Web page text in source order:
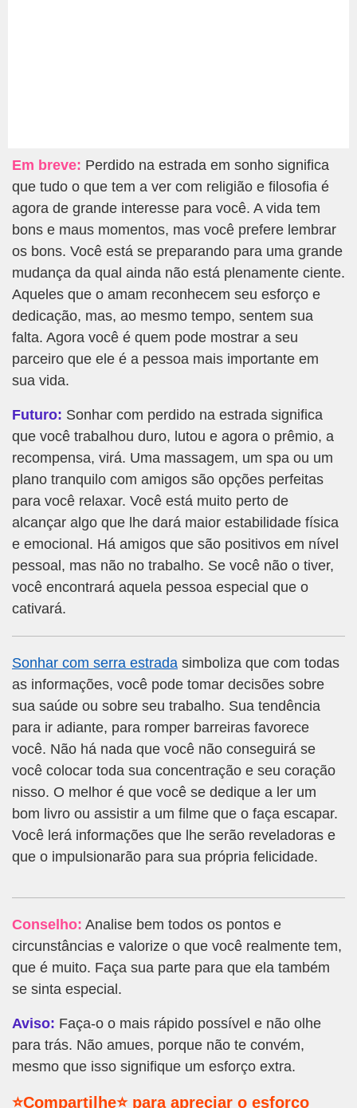
Em breve: Perdido na estrada em sonho significa
que tudo o que tem a ver com religião e filosofia é
agora de grande interesse para você. A vida tem
bons e maus momentos, mas você prefere lembrar
os bons. Você está se preparando para uma grande
mudança da qual ainda não está plenamente ciente.
Aqueles que o amam reconhecem seu esforço e
dedicação, mas, ao mesmo tempo, sentem sua
falta. Agora você é quem pode mostrar a seu
parceiro que ele é a pessoa mais importante em
sua vida.
Futuro: Sonhar com perdido na estrada significa
que você trabalhou duro, lutou e agora o prêmio, a
recompensa, virá. Uma massagem, um spa ou um
plano tranquilo com amigos são opções perfeitas
para você relaxar. Você está muito perto de
alcançar algo que lhe dará maior estabilidade física
e emocional. Há amigos que são positivos em nível
pessoal, mas não no trabalho. Se você não o tiver,
você encontrará aquela pessoa especial que o
cativará.
Sonhar com serra estrada simboliza que com todas
as informações, você pode tomar decisões sobre
sua saúde ou sobre seu trabalho. Sua tendência
para ir adiante, para romper barreiras favorece
você. Não há nada que você não conseguirá se
você colocar toda sua concentração e seu coração
nisso. O melhor é que você se dedique a ler um
bom livro ou assistir a um filme que o faça escapar.
Você lerá informações que lhe serão reveladoras e
que o impulsionarão para sua própria felicidade.
Conselho: Analise bem todos os pontos e
circunstâncias e valorize o que você realmente tem,
que é muito. Faça sua parte para que ela também
se sinta especial.
Aviso: Faça-o o mais rápido possível e não olhe
para trás. Não amues, porque não te convém,
mesmo que isso signifique um esforço extra.
⭐Compartilhe⭐ para apreciar o esforço